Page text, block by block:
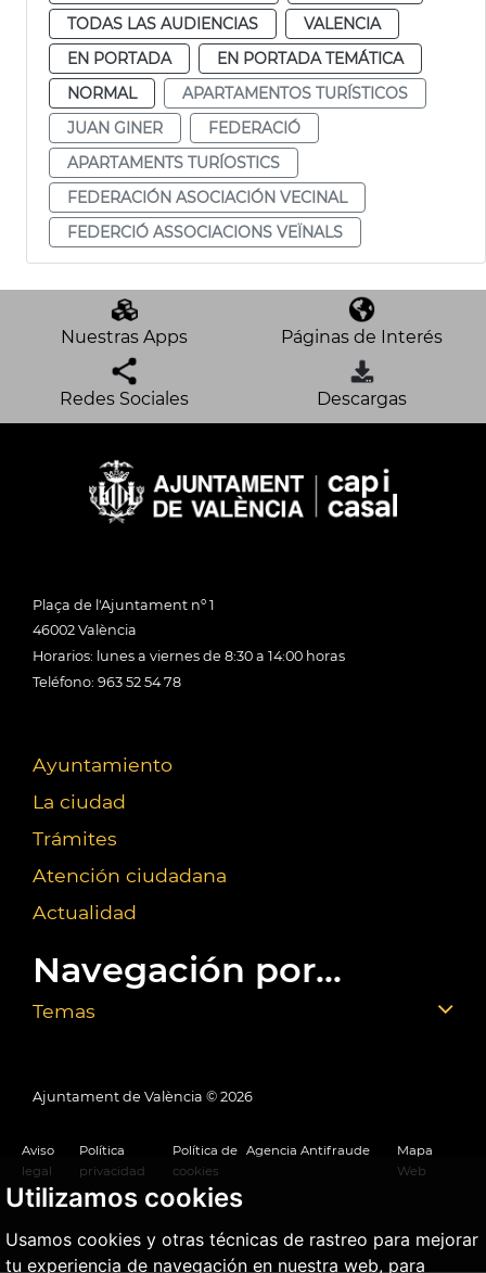
Utilizamos cookies
Usamos cookies y otras técnicas de rastreo para mejorar
tu experiencia de navegación en nuestra web, para
TODAS LAS AUDIENCIAS
VALENCIA
EN PORTADA
EN PORTADA TEMÁTICA
NORMAL
APARTAMENTOS TURÍSTICOS
JUAN GINER
FEDERACIÓ
APARTAMENTS TURÍOSTICS
FEDERACIÓN ASOCIACIÓN VECINAL
FEDERCIÓ ASSOCIACIONS VEÏNALS
Nuestras Apps Páginas de Interés
Redes Sociales Descargas
Plaça de l'Ajuntament nº 1
46002 València
Horarios: lunes a viernes de 8:30 a 14:00 horas
Teléfono: 963 52 54 78
Ayuntamiento
La ciudad
Trámites
Atención ciudadana
Actualidad
Navegación por...
Temas
Ajuntament de València © 2026
Aviso
legal
Política
privacidad
Política de
cookies
Agencia Antifraude
Mapa
Web